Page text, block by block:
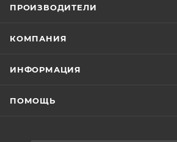
ПРОИЗВОДИТЕЛИ
КОМПАНИЯ
ИНФОРМАЦИЯ
ПОМОЩЬ